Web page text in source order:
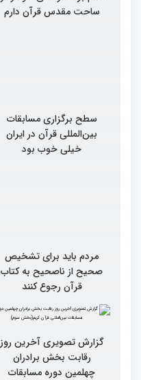
ساحت مقدس قرآن دارم
سطح برگزاری مسابقات
بین‌المللی قرآن در ایران
خیلی خوب بود
مردم باید برای تشخیص
صحیح از ناصحیح به کتاب
قرآن رجوع کنند
گزارش تصویری آخرین روز
رقابت بخش برادران
چهلمین دوره مسابقات